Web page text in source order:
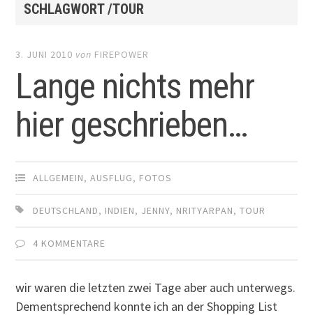
SCHLAGWORT /TOUR
3. JUNI 2010 von FIREPOWER
Lange nichts mehr
hier geschrieben…
ALLGEMEIN,AUSFLUG, FOTOS
DEUTSCHLAND, INDIEN, JENNY, NRITYARPAN,TOUR
4 KOMMENTARE
wir waren die letzten zwei Tage aber auch unterwegs.
Dementsprechend konnte ich an der Shopping List